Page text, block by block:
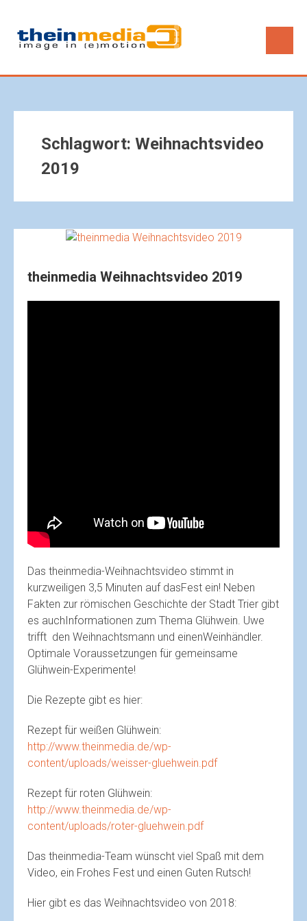
Schlagwort: Weihnachtsvideo
2019
theinmedia Weihnachtsvideo 2019
Das theinmedia-Weihnachtsvideo stimmt in
kurzweiligen 3,5 Minuten auf dasFest ein! Neben
Fakten zur römischen Geschichte der Stadt Trier gibt
es auchInformationen zum Thema Glühwein. Uwe
trifft den Weihnachtsmann und einenWeinhändler.
Optimale Voraussetzungen für gemeinsame
Glühwein-Experimente!
Die Rezepte gibt es hier:
Rezept für weißen Glühwein:
http://www.theinmedia.de/wp-
content/uploads/weisser-gluehwein.pdf
Rezept für roten Glühwein:
http://www.theinmedia.de/wp-
content/uploads/roter-gluehwein.pdf
Das theinmedia-Team wünscht viel Spaß mit dem
Video, ein Frohes Fest und einen Guten Rutsch!
Hier gibt es das Weihnachtsvideo von 2018: